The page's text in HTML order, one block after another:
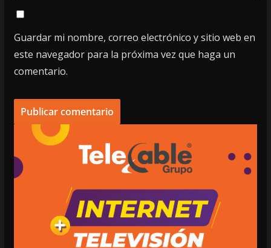
Guardar mi nombre, correo electrónico y sitio web en
este navegador para la próxima vez que haga un
comentario.